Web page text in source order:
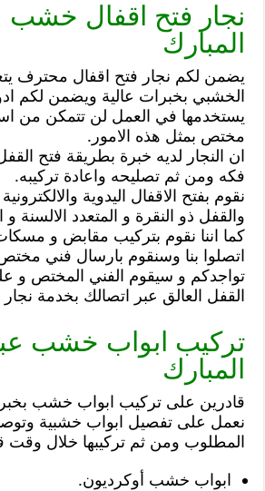
نجار فتح اقفال خشب
المبارك
يضمن لكم نجار فتح اقفال محترف
الخشبي بخبرات عالية ويضمن لكم
يستخدمها في العمل لن تتمكن من
مختص بمثل هذه الامور.
ان النجار لديه خبرة بطريقة فتح
فكه ومن ثم تصليحه واعادة تركيبه.
نقوم بفتح الاقفال اليدوية
والقفل ذو النقرة و المتعدد الالسنة
كما اننا نقوم بتركيب مقابض و
اتصلوا بنا وسنقوم بارسال فني
تواجدكم و سيقوم الفني المختص و
القفل العالق عبر اتصالك بخدمة نجار
تركيب ابواب خشب
المبارك
قادرين على تركيب ابواب خشب
نعمل على تفصيل ابواب خشبية
المطلوب ومن ثم تركيبها خلال وقت
ابواب خشب أوكرديون.